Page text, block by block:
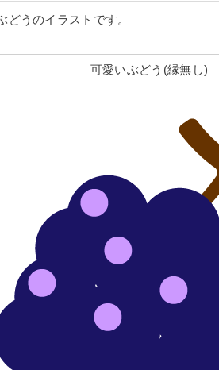
どうのイラストです。
可愛いぶどう(縁無し)